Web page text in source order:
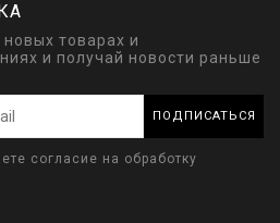
товарах и
и получай новости раньше
ПОДПИСАТЬСЯ
согласие на обработку